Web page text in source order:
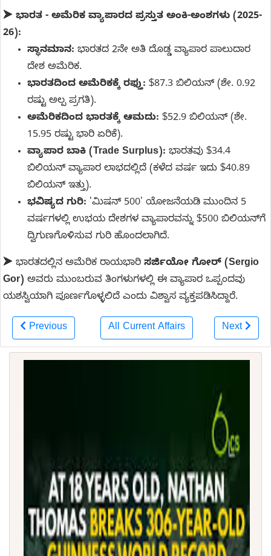
➤ ಭಾರತ - ಅಮೆರಿಕ ವ್ಯಾಪಾರದ ಪ್ರಸ್ತುತ ಅಂಕಿ-ಅಂಶಗಳು (2025-
26):
ಸ್ಥಾನಮಾನ: ಭಾರತದ 2ನೇ ಅತಿ ದೊಡ್ಡ ವ್ಯಾಪಾರ ಪಾಲುದಾರ
ದೇಶ ಅಮೆರಿಕ.
ಭಾರತದಿಂದ ಅಮೆರಿಕಕ್ಕೆ ರಫ್ತು: $87.3 ಬಿಲಿಯನ್ (ಶೇ. 0.92
ರಷ್ಟು ಅಲ್ಪ ಪ್ರಗತಿ).
ಅಮೆರಿಕದಿಂದ ಭಾರತಕ್ಕೆ ಆಮದು: $52.9 ಬಿಲಿಯನ್ (ಶೇ.
15.95 ರಷ್ಟು ಭಾರಿ ಏರಿಕೆ).
ವ್ಯಾಪಾರ ಬಾಕಿ (Trade Surplus): ಭಾರತವು $34.4
ಬಿಲಿಯನ್ ವ್ಯಾಪಾರ ಲಾಭದಲ್ಲಿದೆ (ಕಳೆದ ವರ್ಷ ಇದು $40.89
ಬಿಲಿಯನ್ ಇತ್ತು).
ಭವಿಷ್ಯದ ಗುರಿ: 'ಮಿಷನ್ 500' ಯೋಜನೆಯಡಿ ಮುಂದಿನ 5
ವರ್ಷಗಳಲ್ಲಿ ಉಭಯ ದೇಶಗಳ ವ್ಯಾಪಾರವನ್ನು $500 ಬಿಲಿಯನ್‌ಗೆ
ದ್ವಿಗುಣಗೊಳಿಸುವ ಗುರಿ ಹೊಂದಲಾಗಿದೆ.
➤ ಭಾರತದಲ್ಲಿನ ಅಮೆರಿಕ ರಾಯಭಾರಿ ಸರ್ಜಿಯೋ ಗೋರ್ (Sergio
Gor) ಅವರು ಮುಂಬರುವ ತಿಂಗಳುಗಳಲ್ಲಿ ಈ ವ್ಯಾಪಾರ ಒಪ್ಪಂದವು
ಯಶಸ್ವಿಯಾಗಿ ಪೂರ್ಣಗೊಳ್ಳಲಿದೆ ಎಂದು ವಿಶ್ವಾಸ ವ್ಯಕ್ತಪಡಿಸಿದ್ದಾರೆ.
Previous All Current Affairs Next